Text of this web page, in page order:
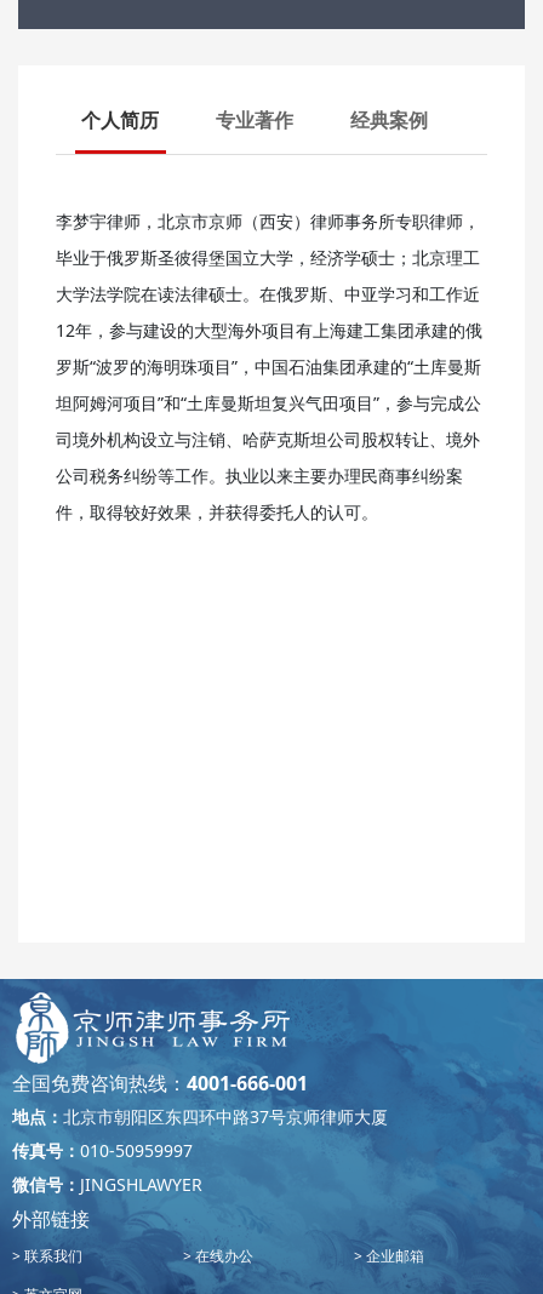
个人简历 专业著作 经典案例
李梦宇律师，北京市京师（西安）律师事务所专职律师，
毕业于俄罗斯圣彼得堡国立大学，经济学硕士；北京理工
大学法学院在读法律硕士。在俄罗斯、中亚学习和工作近
12年，参与建设的大型海外项目有上海建工集团承建的俄
罗斯“波罗的海明珠项目”，中国石油集团承建的“土库曼斯
坦阿姆河项目”和“土库曼斯坦复兴气田项目”，参与完成公
司境外机构设立与注销、哈萨克斯坦公司股权转让、境外
公司税务纠纷等工作。执业以来主要办理民商事纠纷案
件，取得较好效果，并获得委托人的认可。
全国免费咨询热线： 4001-666-001
地点： 北京市朝阳区东四环中路37号京师律师大厦
传真号： 010-50959997
微信号： JINGSHLAWYER
外部链接
联系我们 在线办公
企业邮箱